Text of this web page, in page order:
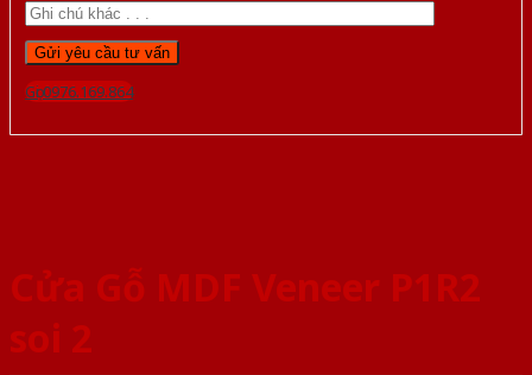
Gọi 0976.169.864
Cửa Gỗ MDF Veneer P1R2
soi 2